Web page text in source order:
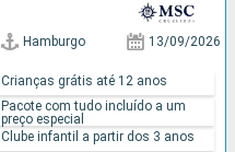
Hamburgo 13/09/2026
Crianças grátis até 12 anos
Pacote com tudo incluído a um
preço especial
Clube infantil a partir dos 3 anos